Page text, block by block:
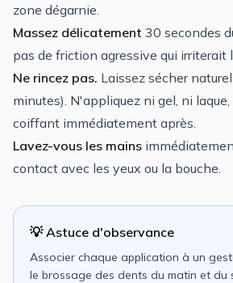
zone dégarnie.
Massez délicatement 30 secondes
pas de friction agressive qui irriterait
Ne rincez pas. Laissez sécher
minutes). N'appliquez ni gel, ni
coiffant immédiatement après.
Lavez-vous les mains
contact avec les yeux ou la bouche.
💡 Astuce d'observance
Associer chaque application à un
le brossage des dents du matin et du